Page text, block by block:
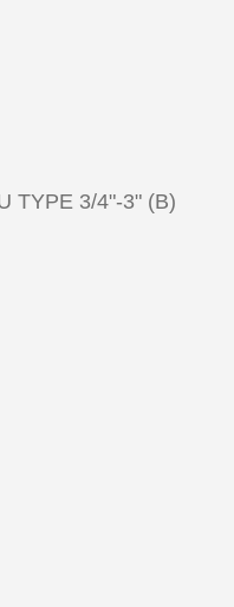
TYPE 3/4"-3" (B)